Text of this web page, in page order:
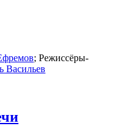
; Режиссёры-
Васильев